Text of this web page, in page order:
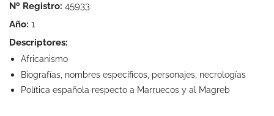
Nº Registro: 45933
Año: 1
Descriptores:
Africanismo
Biografías, nombres específicos, personajes, necrologías
Política española respecto a Marruecos y al Magreb